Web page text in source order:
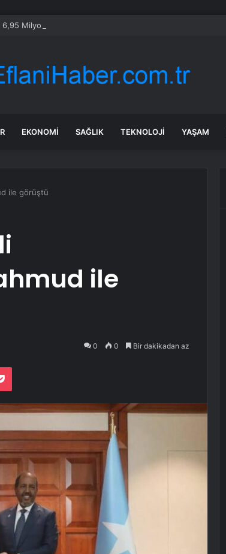
6,95 Milyon Yeni Kentsel İstihdam Yarattı
EKONOMI SAĞLIK TEKNOLOJI YAŞAM
ile görüştü
ile
0 0 Bir dakikadan az
Pocket